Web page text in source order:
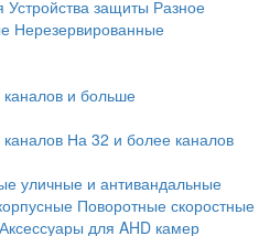
Устройства защиты Разное
Нерезервированные
и больше
На 32 и более каналов
уличные и антивандальные
Поворотные скоростные
Аксессуары для AHD камер